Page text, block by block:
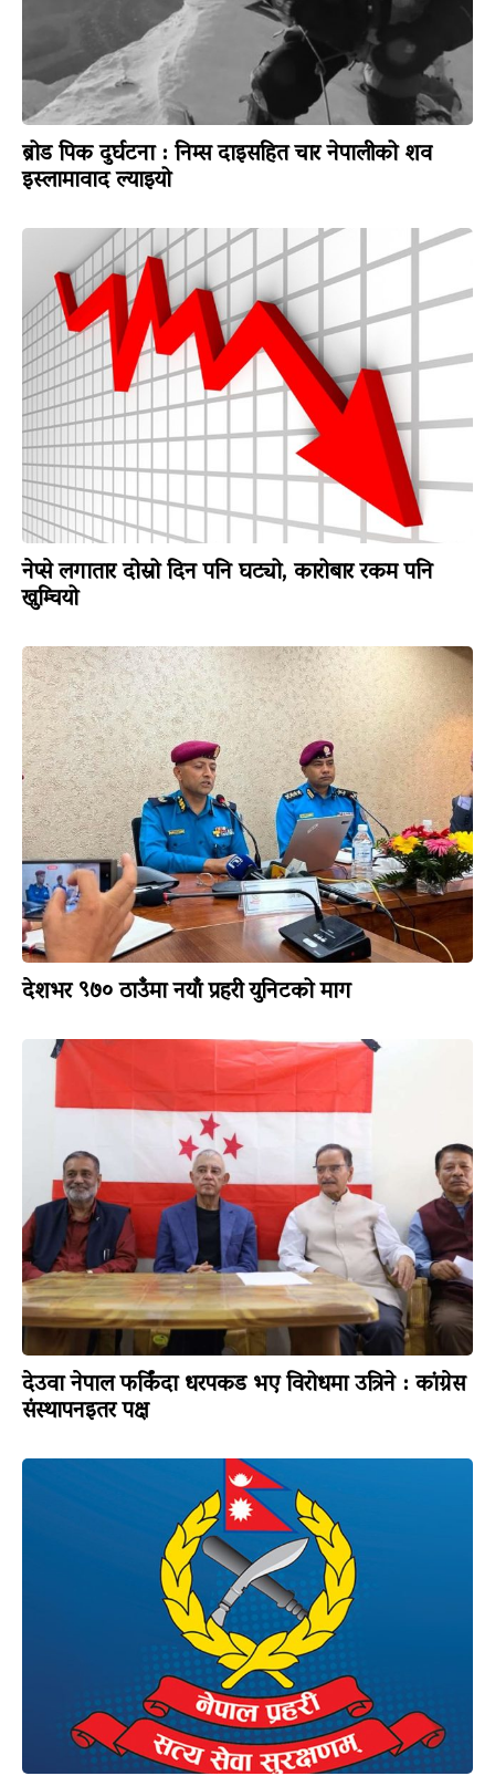
ब्रोड पिक दुर्घटना : निम्स दाइसहित चार नेपालीको शव
इस्लामावाद ल्याइयो
नेप्से लगातार दोस्रो दिन पनि घट्यो, कारोबार रकम पनि
खुम्चियो
देशभर ९७० ठाउँमा नयाँ प्रहरी युनिटको माग
देउवा नेपाल फर्किंदा धरपकड भए विरोधमा उत्रिने : कांग्रेस
संस्थापनइतर पक्ष